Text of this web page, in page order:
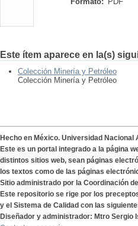
Este ítem aparece en la(s)
Colección Minería y Petróleo
Colección Minería y Petróleo
Hecho en México. Universidad
Este es un portal integrado a la página
distintos sitios web, sean páginas
los textos como de las páginas
Sitio administrado por la Coordinación
Este repositorio se rige por los
y el Sistema de Calidad con las
Diseñador y administrador: Mtro Sergio